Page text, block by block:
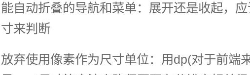
能自动折叠的导航和菜单：展开还是收起，
寸来判断
放弃使用像素作为尺寸单位：用dp(对于前端